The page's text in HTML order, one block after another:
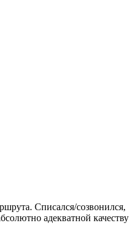
Списался/созвонился,
адекватной качеству